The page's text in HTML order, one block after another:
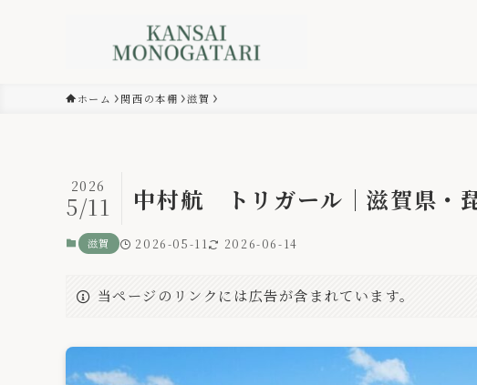
ホーム 関西の本棚 滋賀
中村航 トリガール｜滋賀県・
2026
5/11
滋賀 2026-05-11 2026-06-14
当ページのリンクには広告が含まれています。